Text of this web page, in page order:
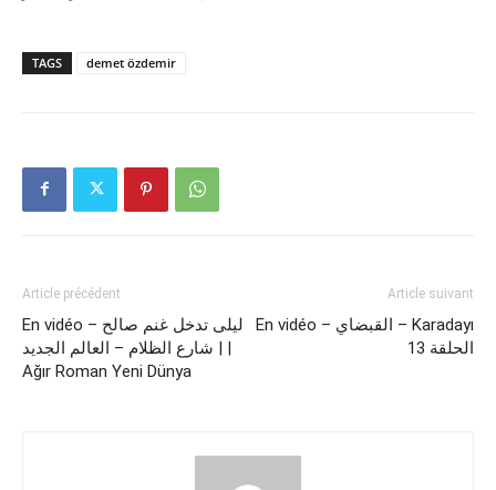
TAGS demet özdemir
Article précédent
En vidéo – ليلى تدخل غنم صالح
| شارع الظلام – العالم الجديد |
Ağır Roman Yeni Dünya
Article suivant
En vidéo – القبضاي – Karadayı
الحلقة 13